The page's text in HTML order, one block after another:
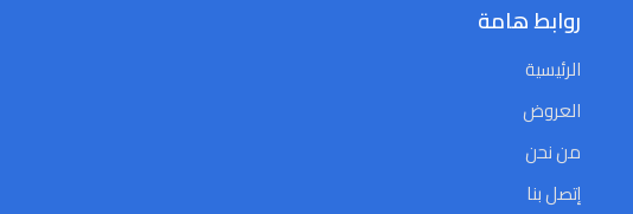
روابط هامة
الرئيسية
العروض
من نحن
إتصل بنا